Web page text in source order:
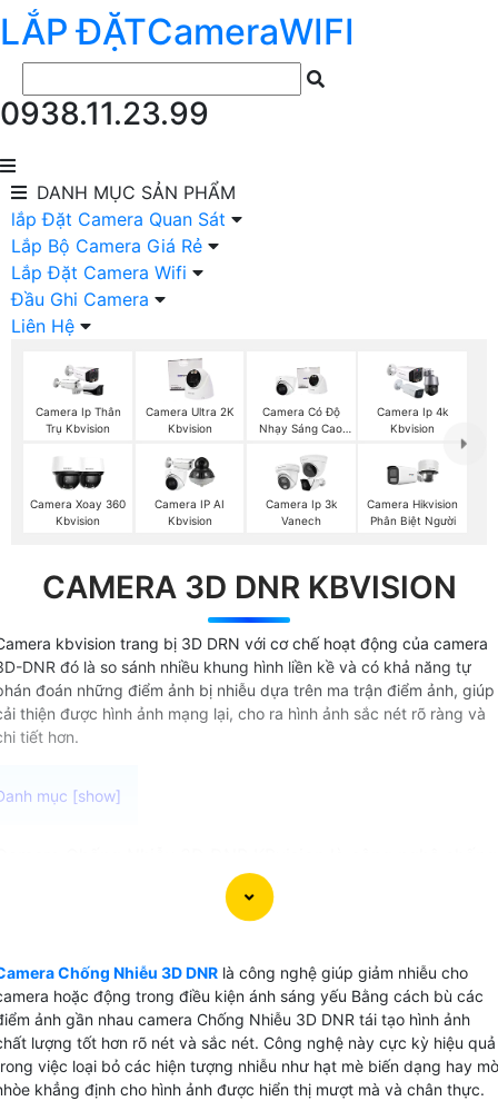
LẮP ĐẶTCameraWIFI
0938.11.23.99
DANH MỤC SẢN PHẨM
lắp Đặt Camera Quan Sát
Lắp Bộ Camera Giá Rẻ
Lắp Đặt Camera Wifi
Đầu Ghi Camera
Liên Hệ
Camera Ip Thân
Trụ Kbvision
Camera Ultra 2K
Kbvision
Camera Có Độ
Nhạy Sáng Cao
Camera Ip 4k
Kbvision
Camera Xoay 360
Kbvision
Camera IP AI
Kbvision
Camera Ip 3k
Vanech
Camera Hikvision
Phân Biệt Người
CAMERA 3D DNR KBVISION
kbvision trang bị 3D DRN với cơ chế hoạt động của camera
DNR đó là so sánh nhiều khung hình liền kề và có khả năng tự
đoán những điểm ảnh bị nhiễu dựa trên ma trận điểm ảnh, giúp
thiện được hình ảnh mạng lại, cho ra hình ảnh sắc nét rõ ràng và
tiết hơn.
bằng cách bù sáng các điểm ảnh gần nhau giúp giảm
và tạo ra hình ảnh sắc nét trong môi trường ánh sáng
nghệ này có khả năng cung cấp video chất lượng
ràng và chân thực ngay cả khi ánh sáng môi trường
đủ.
Chống Nhiễu 3D DNR là công nghệ giúp giảm nhiễu cho
hoặc động trong điều kiện ánh sáng yếu Bằng cách bù các
ảnh gần nhau camera Chống Nhiễu 3D DNR tái tạo hình ảnh
lượng tốt hơn rõ nét và sắc nét. Công nghệ này cực kỳ hiệu quả
việc loại bỏ các hiện tượng nhiễu như hạt mè biến dạng hay mờ
khẳng định cho hình ảnh được hiển thị mượt mà và chân thực.